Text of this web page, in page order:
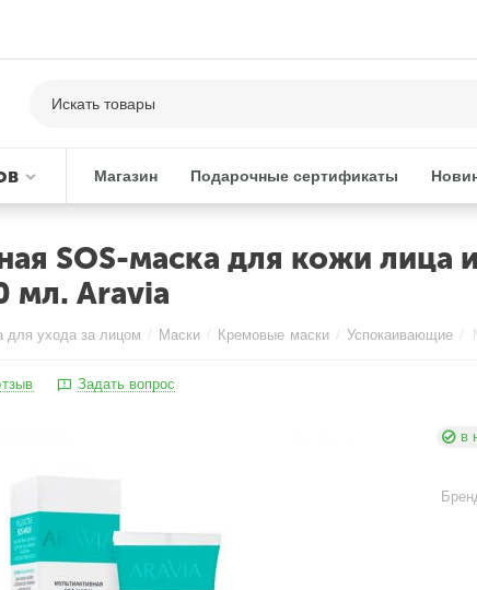
Магазин Подарочные сертификаты
SOS-маска для кожи
мл. Aravia
для ухода за лицом / Маски / Кремовые маски / Успокаивающие /
Задать вопрос
в